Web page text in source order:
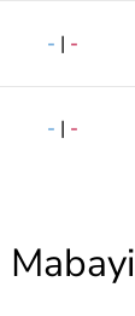
- | -
- | -
Mabayi